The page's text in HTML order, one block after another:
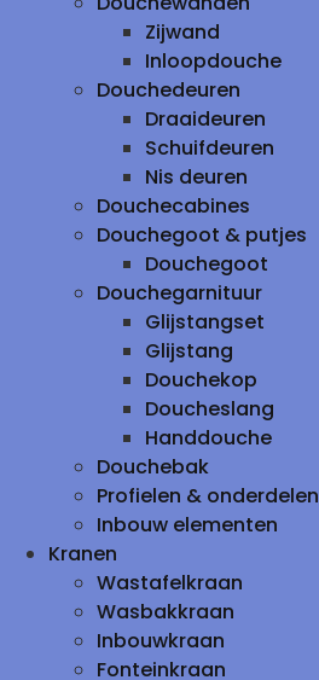
Zijwand
Inloopdouche
Douchedeuren
Draaideuren
Schuifdeuren
Nis deuren
Douchecabines
Douchegoot & putjes
Douchegoot
Douchegarnituur
Glijstangset
Glijstang
Douchekop
Doucheslang
Handdouche
Douchebak
Profielen & onderdelen
Inbouw elementen
Kranen
Wastafelkraan
Wasbakkraan
Inbouwkraan
Fonteinkraan